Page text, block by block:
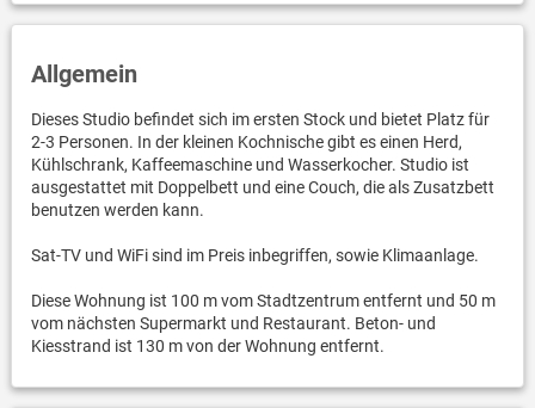
Allgemein
Dieses Studio befindet sich im ersten Stock und bietet Platz für
2-3 Personen. In der kleinen Kochnische gibt es einen Herd,
Kühlschrank, Kaffeemaschine und Wasserkocher. Studio ist
ausgestattet mit Doppelbett und eine Couch, die als Zusatzbett
benutzen werden kann.
Sat-TV und WiFi sind im Preis inbegriffen, sowie Klimaanlage.
Diese Wohnung ist 100 m vom Stadtzentrum entfernt und 50 m
vom nächsten Supermarkt und Restaurant. Beton- und
Kiesstrand ist 130 m von der Wohnung entfernt.